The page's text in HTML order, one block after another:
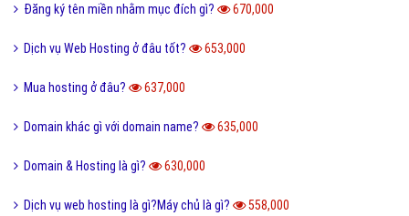
Đăng ký tên miền nhằm mục đích gì? 670,000
Dịch vụ Web Hosting ở đâu tốt? 653,000
Mua hosting ở đâu? 637,000
Domain khác gì với domain name? 635,000
Domain & Hosting là gì? 630,000
Dịch vụ web hosting là gì?Máy chủ là gì? 558,000